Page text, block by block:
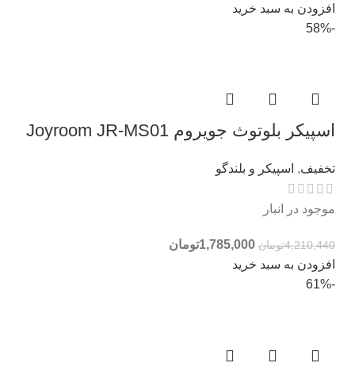
افزودن به سبد خرید
-58%
اسپیکر بلوتوث جویروم Joyroom JR-MS01
تخفیف, اسپیکر و بلندگو
موجود در انبار
4,210,440تومان 1,785,000تومان
افزودن به سبد خرید
-61%